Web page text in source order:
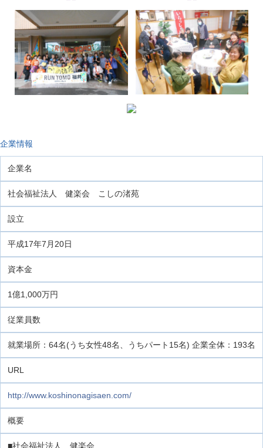
企業情報
企業名
社会福祉法人 健楽会 こしの渚苑
設立
平成17年7月20日
資本金
1億1,000万円
従業員数
就業場所：64名(うち女性48名、うちパート15名) 企業全体：193名
URL
http://www.koshinonagisaen.com/
概要
■社会福祉法人 健楽会